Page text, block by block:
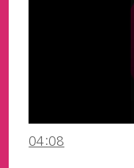
04:08